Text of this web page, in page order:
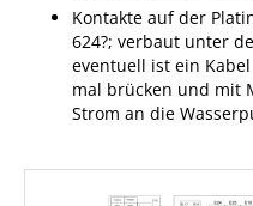
Kontakte auf der
624?; verbaut unter
eventuell ist ein
mal brücken und mit
Strom an die